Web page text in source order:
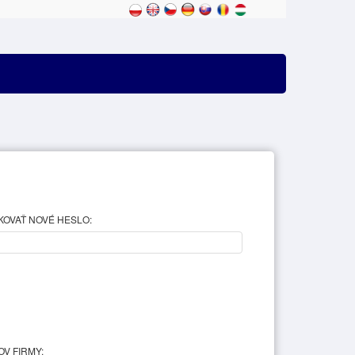
NOVÉ HESLO:
FIRMY: